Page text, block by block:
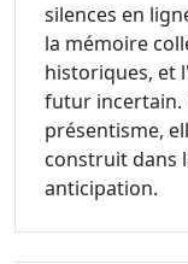
silences en
la mémoire
historiques, et
futur incertain.
présentisme,
construit dans
anticipation.